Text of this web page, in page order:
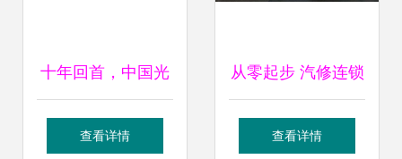
十年回首，中国光
伏品牌的全球领导
查看详情
从零起步 汽修连锁
店的品牌设计与低
查看详情